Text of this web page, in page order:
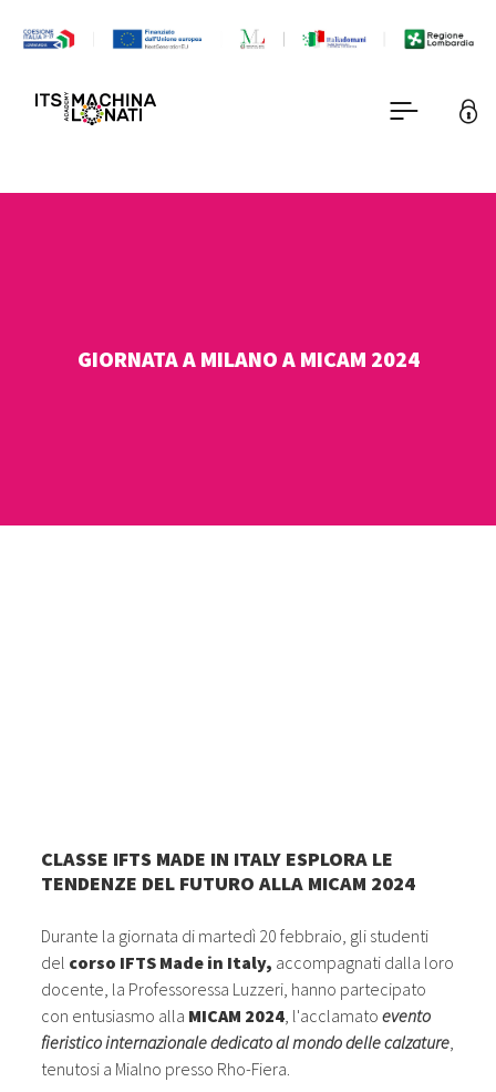
GIORNATA A MILANO A MICAM 2024
CLASSE IFTS MADE IN ITALY ESPLORA LE
TENDENZE DEL FUTURO ALLA MICAM 2024
Durante la giornata di martedì 20 febbraio, gli studenti
del corso IFTS Made in Italy, accompagnati dalla loro
docente, la Professoressa Luzzeri, hanno partecipato
con entusiasmo alla MICAM 2024, l'acclamatoevento
fieristico internazionale dedicato al mondo delle calzature,
tenutosi a Mialno presso Rho-Fiera.